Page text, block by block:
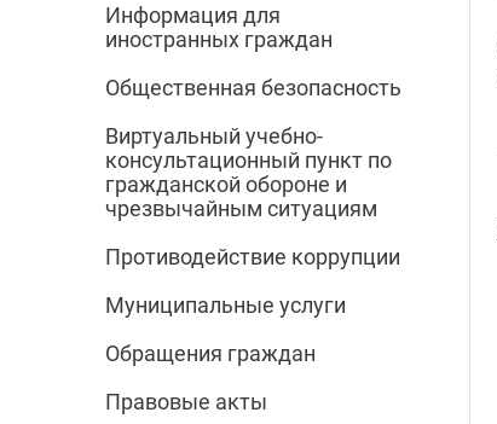
Информация для
иностранных граждан
Общественная безопасность
Виртуальный учебно-
консультационный пункт по
гражданской обороне и
чрезвычайным ситуациям
Противодействие коррупции
Муниципальные услуги
Обращения граждан
Правовые акты